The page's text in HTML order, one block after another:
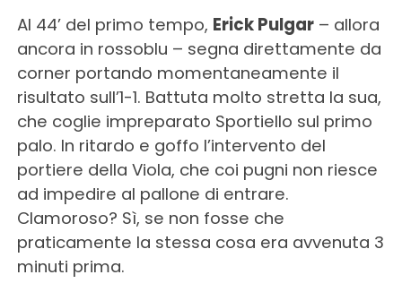
Al 44’ del primo tempo, Erick Pulgar– allora
ancora in rossoblu – segna direttamente da
corner portando momentaneamente il
risultato sull’1-1. Battuta molto stretta la sua,
che coglie impreparato Sportiello sul primo
palo. In ritardo e goffo l’intervento del
portiere della Viola, che coi pugni non riesce
ad impedire al pallone di entrare.
Clamoroso? Sì, se non fosse che
praticamente la stessa cosa era avvenuta 3
minuti prima.